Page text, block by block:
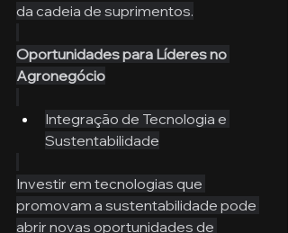
da cadeia de suprimentos.
Oportunidades para Líderes no
Agronegócio
Integração de Tecnologia e
Sustentabilidade
Investir em tecnologias que
promovam a sustentabilidade pode
abrir novas oportunidades de